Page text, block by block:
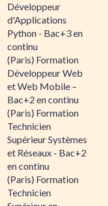
Développeur
d'Applications
Python - Bac+3 en
continu
(Paris) Formation
Développeur Web
et Web Mobile –
Bac+2 en continu
(Paris) Formation
Technicien
Supérieur Systèmes
et Réseaux - Bac+2
en continu
(Paris) Formation
Technicien